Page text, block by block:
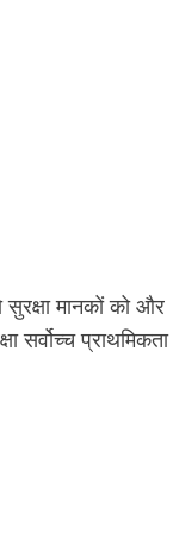
मानकों को और
सर्वोच्च प्राथमिकता